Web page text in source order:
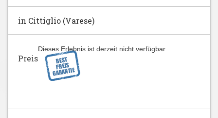
in Cittiglio (Varese)
Dieses Erlebnis ist derzeit nicht verfügbar
Preis